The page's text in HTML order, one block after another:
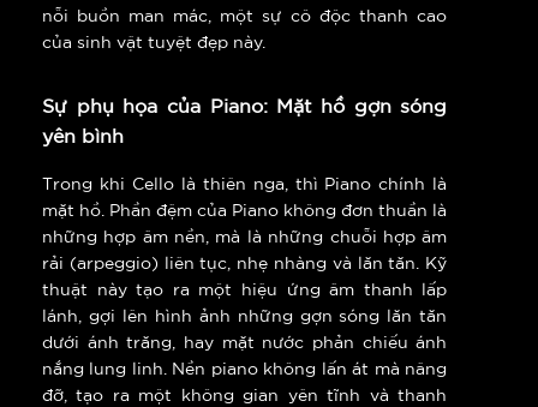
nỗi buồn man mác, một sự cô độc thanh cao
của sinh vật tuyệt đẹp này.
Sự phụ họa của Piano: Mặt hồ gợn sóng
yên bình
Trong khi Cello là thiên nga, thì Piano chính là
mặt hồ. Phần đệm của Piano không đơn thuần là
những hợp âm nền, mà là những chuỗi hợp âm
rải (arpeggio) liên tục, nhẹ nhàng và lăn tăn. Kỹ
thuật này tạo ra một hiệu ứng âm thanh lấp
lánh, gợi lên hình ảnh những gợn sóng lăn tăn
dưới ánh trăng, hay mặt nước phản chiếu ánh
nắng lung linh. Nền piano không lấn át mà nâng
đỡ, tạo ra một không gian yên tĩnh và thanh